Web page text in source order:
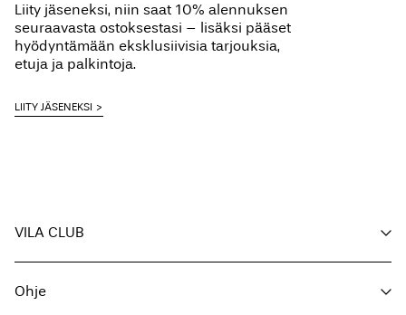
Liity jäseneksi, niin saat 10% alennuksen
seuraavasta ostoksestasi – lisäksi pääset
hyödyntämään eksklusiivisia tarjouksia,
etuja ja palkintoja.
LIITY JÄSENEKSI
VILA CLUB
Liity jäseneksi
Ohje